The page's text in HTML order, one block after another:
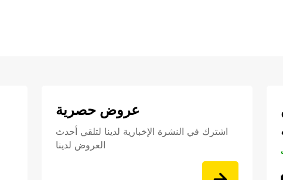
عروض حصرية
اشترك في النشرة الإخبارية لدينا لتلقي أحدث
العروض لدينا